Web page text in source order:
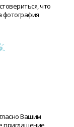
что
фотография
Вашим
приглашение